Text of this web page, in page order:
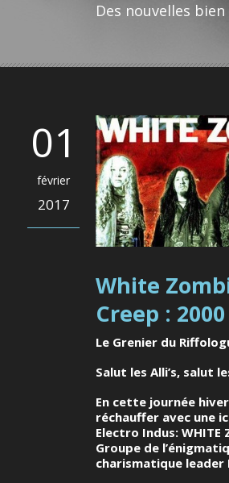
Des nouvelles
01
février
2017
White
Creep : 2000
Le Grenier du
Salut les Alli’s, salut
En cette journée
réchauffer avec une
Electro Indus: WHITE
Groupe de
charismatique leader